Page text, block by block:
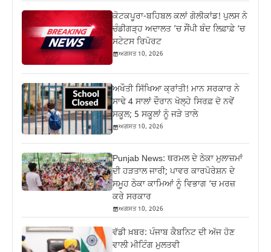
ਕੋਟਕਪੂਰਾ-ਬਹਿਬਲ ਕਲਾਂ ਗੋਲੀਕਾਂਡ! ਪੁਲਸ ਨੇ
ਚੰਡੀਗੜ੍ਹ ਅਦਾਲਤ ’ਚ ਸੌਂਪੀ ਬੰਦ ਲਿਫ਼ਾਫ਼ੇ ‘ਚ
ਸਟੇਟਸ ਰਿਪੋਰਟ
ਅਗਸਤ 10, 2026
ਅਖੌਤੀ ਸਿੱਖਿਆ ਕ੍ਰਾਂਤੀ! ਮਾਨ ਸਰਕਾਰ ਨੇ
ਸਾਢੇ 4 ਸਾਲਾਂ ਦੌਰਾਨ ਖੋਲ੍ਹੇ ਸਿਰਫ਼ ਦੋ ਨਵੇਂ
ਸਕੂਲ; 5 ਸਕੂਲਾਂ ਨੂੰ ਜੜੇ ਤਾਲੇ
ਅਗਸਤ 10, 2026
Punjab News: ਥਰਮਲ ਦੇ ਠੇਕਾ ਮੁਲਾਜ਼ਮਾਂ
ਦੀ ਹੜਤਾਲ ਜਾਰੀ; ਪਾਵਰ ਕਾਰਪੋਰੇਸ਼ਨ ਦੇ
ਸਮੂਹ ਠੇਕਾ ਕਾਮਿਆਂ ਨੂੰ ਵਿਭਾਗ ‘ਚ ਮਰਜ਼
ਕਰੇ ਸਰਕਾਰ
ਅਗਸਤ 10, 2026
ਵੱਡੀ ਖ਼ਬਰ: ਪੰਜਾਬ ਕੈਬਨਿਟ ਦੀ ਅੱਜ ਹੋਣ
ਵਾਲੀ ਮੀਟਿੰਗ ਮੁਲਤਵੀ